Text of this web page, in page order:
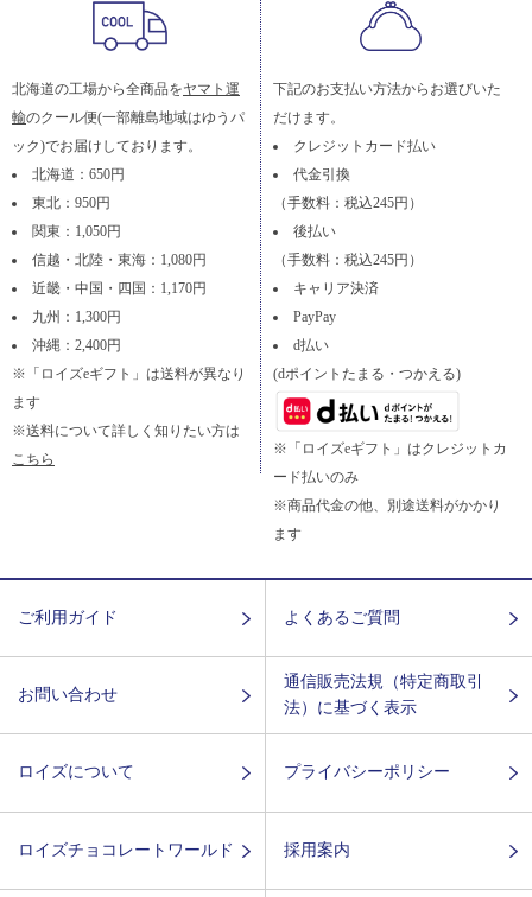
北海道の工場から全商品をヤマト運
輸のクール便(一部離島地域はゆうパ
ック)でお届けしております。
北海道：650円
東北：950円
関東：1,050円
信越・北陸・東海：1,080円
近畿・中国・四国：1,170円
九州：1,300円
沖縄：2,400円
※「ロイズeギフト」は送料が異なり
ます
※送料について詳しく知りたい方は
こちら
下記のお支払い方法からお選びいた
だけます。
クレジットカード払い
代金引換
（手数料：税込245円）
後払い
（手数料：税込245円）
キャリア決済
PayPay
d払い
(dポイントたまる・つかえる)
※「ロイズeギフト」はクレジットカ
ード払いのみ
※商品代金の他、別途送料がかかり
ます
ご利用ガイド よくあるご質問
お問い合わせ
通信販売法規（特定商取引
法）に基づく表示
ロイズについて プライバシーポリシー
ロイズチョコレートワールド 採用案内